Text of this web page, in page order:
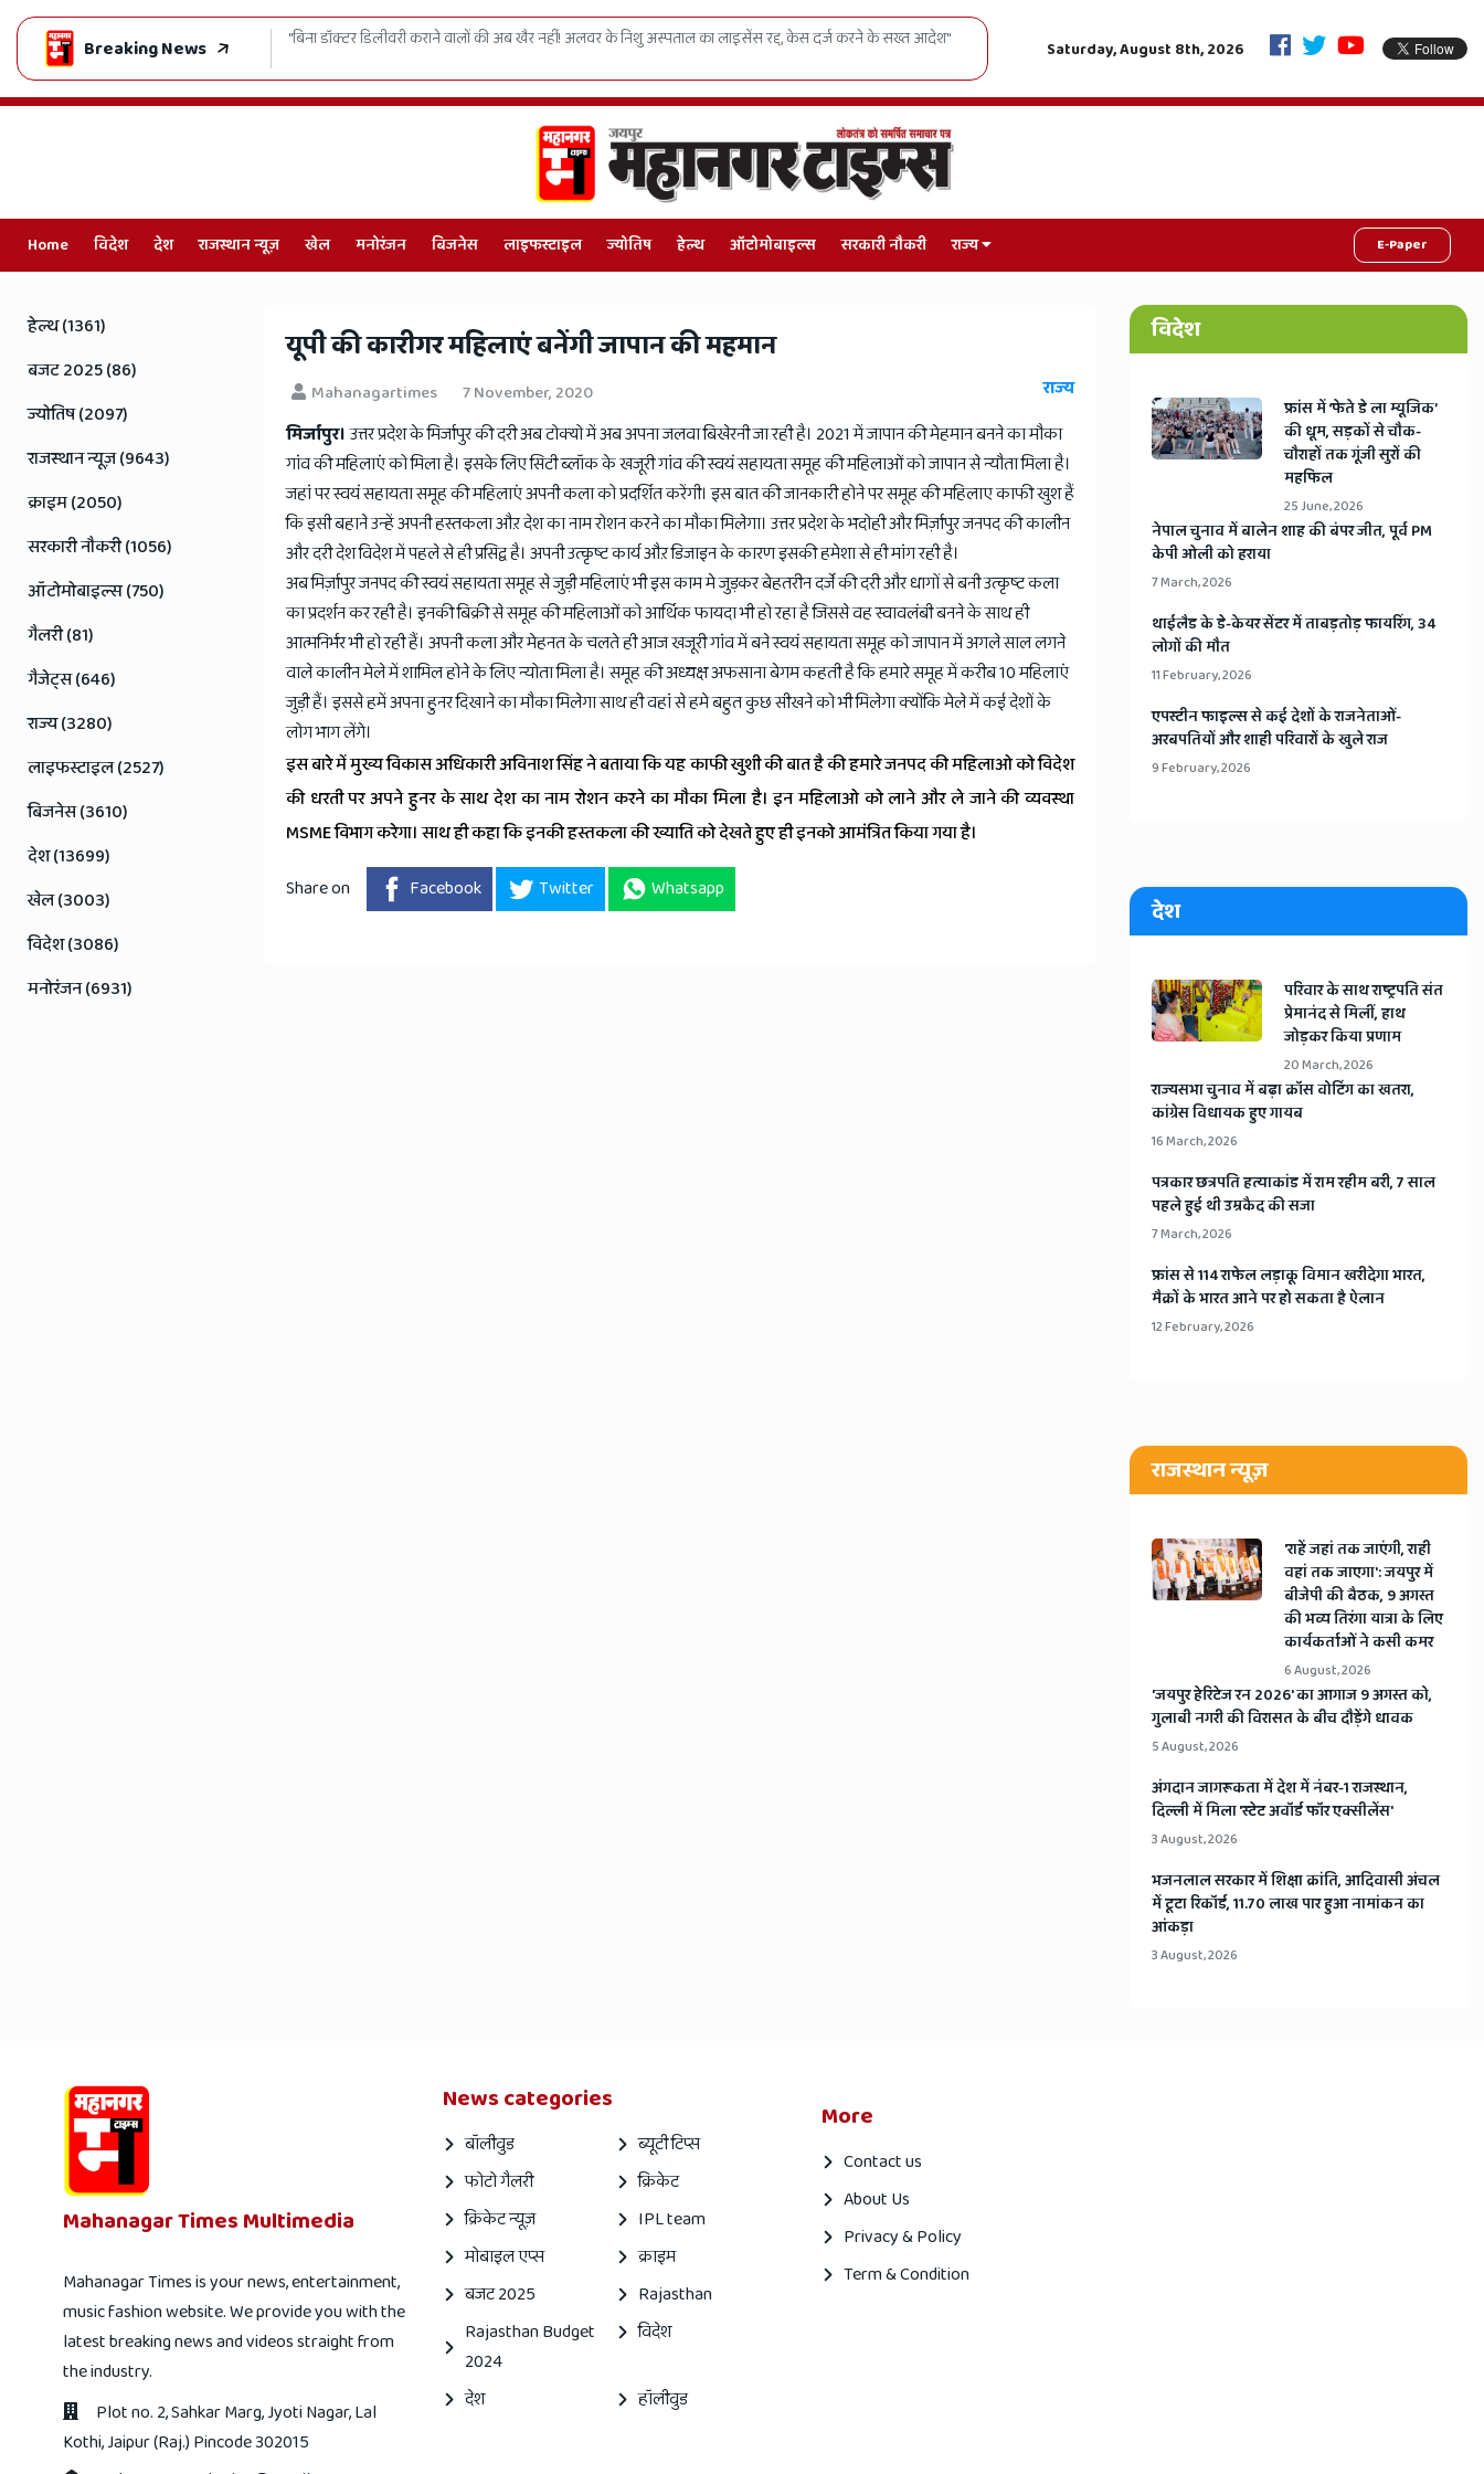
Breaking News
बोले- 'जनता का विश्वास ही मेरी "बिना डॉक्टर डिलीवरी कराने वालों की अब खैर नहीं! अलवर के निशु अस्पताल का लाइसेंस रद्द, केस दर्ज करने के सख्त आदेश" जाति-धर्म छोड़ो, विकास चुनो: जयपुर में युवाओं को निर्वाचन आयुक्त का सीधा संदेश,
Saturday, August 8th, 2026
Home विदेश देश राजस्थान न्यूज़ खेल मनोरंजन बिजनेस लाइफस्टाइल ज्योतिष हेल्थ ऑटोमोबाइल्स सरकारी नौकरी राज्य E-Paper
Hindi
News,
Hindi
Samachar,
Jaipur
Rajasthan
News
यूपी की कारीगर महिलाएं बनेंगी जापान की महमान
Mahanagartimes 7 November, 2020
राज्य
मिर्जापुर।उत्तर प्रदेश के मिर्जापुर की दरी अब टोक्यो में अब अपना जलवा बिखेरनी जा रही है। 2021 में जापान की मेहमान बनने का मौका
गांव की महिलाएं को मिला है। इसके लिए सिटी ब्लॉक के खजूरी गांव की स्वयं सहायता समूह की महिलाओं को जापान से न्यौता मिला है।
जहां पर स्वयं सहायता समूह की महिलाएं अपनी कला को प्रदर्शित करेंगी। इस बात की जानकारी होने पर समूह की महिलाए काफी खुश हैं
कि इसी बहाने उन्हें अपनी हस्तकला औऱ देश का नाम रोशन करने का मौका मिलेगा। उत्तर प्रदेश के भदोही और मिर्ज़ापुर जनपद की कालीन
और दरी देश विदेश में पहले से ही प्रसिद्व है। अपनी उत्कृष्ट कार्य औऱ डिजाइन के कारण इसकी हमेशा से ही मांग रही है।
अब मिर्ज़ापुर जनपद की स्वयं सहायता समूह से जुड़ी महिलाएं भी इस काम मे जुड़कर बेहतरीन दर्जे की दरी और धागों से बनी उत्कृष्ट कला
का प्रदर्शन कर रही है। इनकी बिक्री से समूह की महिलाओं को आर्थिक फायदा भी हो रहा है जिससे वह स्वावलंबी बनने के साथ ही
आत्मनिर्भर भी हो रही हैं। अपनी कला और मेहनत के चलते ही आज खजूरी गांव में बने स्वयं सहायता समूह को जापान में अगले साल लगने
वाले कालीन मेले में शामिल होने के लिए न्योता मिला है। समूह की अध्यक्ष अफसाना बेगम कहती है कि हमारे समूह में करीब 10 महिलाएं
जुड़ी हैं। इससे हमें अपना हुनर दिखाने का मौका मिलेगा साथ ही वहां से हमे बहुत कुछ सीखने को भी मिलेगा क्योंकि मेले में कई देशों के
लोग भाग लेंगे।
इस बारे में मुख्य विकास अधिकारी अविनाश सिंह ने बताया कि यह काफी खुशी की बात है की हमारे जनपद की महिलाओ को विदेश
की धरती पर अपने हुनर के साथ देश का नाम रोशन करने का मौका मिला है। इन महिलाओ को लाने और ले जाने की व्यवस्था
MSME विभाग करेगा। साथ ही कहा कि इनकी हस्तकला की ख्याति को देखते हुए ही इनको आमंत्रित किया गया है।
Share on
Facebook Twitter Whatsapp
हेल्थ (1361)
बजट 2025 (86)
ज्योतिष (2097)
राजस्थान न्यूज़ (9643)
क्राइम (2050)
सरकारी नौकरी (1056)
ऑटोमोबाइल्स (750)
गैलरी (81)
गैजेट्स (646)
राज्य (3280)
लाइफस्टाइल (2527)
बिजनेस (3610)
देश (13699)
खेल (3003)
विदेश (3086)
मनोरंजन (6931)
विदेश
​फ्रांस में ‘फेते डे ला म्यूजिक’
की धूम, सड़कों से चौक-
चौराहों तक गूंजी सुरों की
महफिल
25 June, 2026
​नेपाल चुनाव में बालेन शाह की बंपर जीत, पूर्व PM
केपी ओली को हराया
7 March, 2026
​थाईलैड के डे-केयर सेंटर में ताबड़तोड़ फायरिंग, 34
लोगों की मौत
11 February, 2026
​एपस्टीन फाइल्स से कई देशों के राजनेताओं-
अरबपतियों और शाही परिवारों के खुले राज
9 February, 2026
देश
​परिवार के साथ राष्ट्रपति संत
प्रेमानंद से मिलीं, हाथ
जोड़कर किया प्रणाम
20 March, 2026
​राज्यसभा चुनाव में बढ़ा क्रॉस वोटिंग का खतरा,
कांग्रेस विधायक हुए गायब
16 March, 2026
​पत्रकार छत्रपति हत्याकांड में राम रहीम बरी, 7 साल
पहले हुई थी उम्रकैद की सजा
7 March, 2026
​फ्रांस से 114 राफेल लड़ाकू विमान खरीदेगा भारत,
मैक्रों के भारत आने पर हो सकता है ऐलान
12 February, 2026
राजस्थान न्यूज़
'राहें जहां तक जाएंगी, राही
वहां तक जाएगा': जयपुर में
बीजेपी की बैठक, 9 अगस्त
की भव्य तिरंगा यात्रा के लिए
कार्यकर्ताओं ने कसी कमर
6 August, 2026
​'जयपुर हेरिटेज रन 2026' का आगाज 9 अगस्त को,
गुलाबी नगरी की विरासत के बीच दौड़ेंगे धावक
5 August, 2026
अंगदान जागरूकता में देश में नंबर-1 राजस्थान,
दिल्ली में मिला 'स्टेट अवॉर्ड फॉर एक्सीलेंस'
3 August, 2026
भजनलाल सरकार में शिक्षा क्रांति, आदिवासी अंचल
में टूटा रिकॉर्ड, 11.70 लाख पार हुआ नामांकन का
आंकड़ा
3 August, 2026
Mahanagar Times Multimedia
Mahanagar Times is your news, entertainment,
music fashion website. We provide you with the
latest breaking news and videos straight from
the industry.
Plot no. 2, Sahkar Marg, Jyoti Nagar, Lal
Kothi, Jaipur (Raj.) Pincode 302015
News categories
बॉलीवुड
ब्यूटी टिप्स
फोटो गैलरी
क्रिकेट
क्रिकेट न्यूज़
IPL team
मोबाइल एप्स
क्राइम
बजट 2025
Rajasthan
Rajasthan Budget
2024
विदेश
देश हॉलीवुड
More
Contact us
About Us
Privacy & Policy
Term & Condition